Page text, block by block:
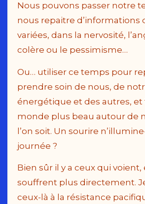
Nous pouvons passer notre
nous repaitre d’informations
variées, dans la nervosité,
colère ou le pessimisme…
Ou… utiliser ce temps pour
prendre soin de nous, de
énergétique et des autres, et
monde plus beau autour de
l’on soit. Un sourire
journée ?
Bien sûr il y a ceux qui voient,
souffrent plus directement.
ceux-là à la résistance